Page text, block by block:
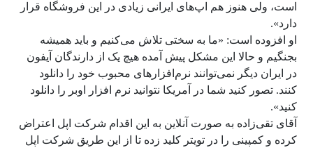
است، ولی هنوز هم اپ‌های ایرانی زیادی در این فروشگاه قرار
دارد».
او افزوده است: «ما به سختی تلاش می‌کنیم و باید همیشه
بجنگیم و حالا این مشکل پیش آمده هیچ یک از دارندگان آیفون
در ایران دیگر نمی‌توانند نرم‌افزارهای محبوب خود را دانلود
کنند. تصور کنید شما در آمریکا نتوانید نرم افزار اوبر را دانلود
کنید».
آقای تقی‌زاده به صورت آنلاین به این اقدام شرکت اپل اعتراض
کرده و کمپینی را در تویتر کلید زده تا از این طریق شرکت اپل